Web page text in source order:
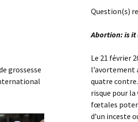
grossesse
Question(s)
Abortion: is it
Le 21 février
l’avortement
quatre contre.
risque pour
fœtales
d’un inceste